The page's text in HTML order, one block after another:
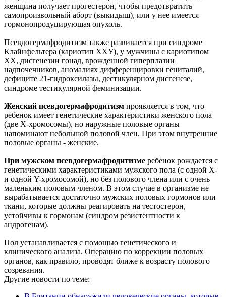
женщина получает прогестерон, чтобы предотвратить
самопроизвольный аборт (выкидыш), или у нее имеется
гормонопродуцирующая опухоль.
Псевдогермафродитизм также развивается при синдроме
Клайнфельтера (кариотип ХХУ), у мужчины с кариотипом
ХХ, дисгенезии гонад, врожденной гиперплазии
надпочечников, аномалиях дифференцировки гениталий,
дефиците 21-гидроксилазы, дестикулярном дисгенезе,
синдроме тестикулярной феминизации.
Женский псевдогермафродитизм проявляется в том, что
ребенок имеет генетические характеристики женского пола
(две X-хромосомы), но наружные половые органы
напоминают небольшой половой член. При этом внутренние
половые органы - женские.
При мужском псевдогермафродитизме ребенок рождается с
генетическими характеристиками мужского пола (с одной X-
и одной Y-хромосомой), но без полового члена или с очень
маленьким половым членом. В этом случае в организме не
вырабатывается достаточно мужских половых гормонов или
ткани, которые должны реагировать на тестостерон,
устойчивы к гормонам (синдром резистентности к
андрогенам).
Пол устанавливается с помощью генетического и
клинического анализа. Операцию по коррекции половых
органов, как правило, проводят ближе к возрасту полового
созревания.
Другие новости по теме: